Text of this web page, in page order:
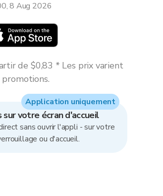
8 Aug 2026
de $0,83 * Les prix varient
votre écran d'accueil
sans ouvrir l'appli - sur votre
ou d'accueil.
Application uniquement